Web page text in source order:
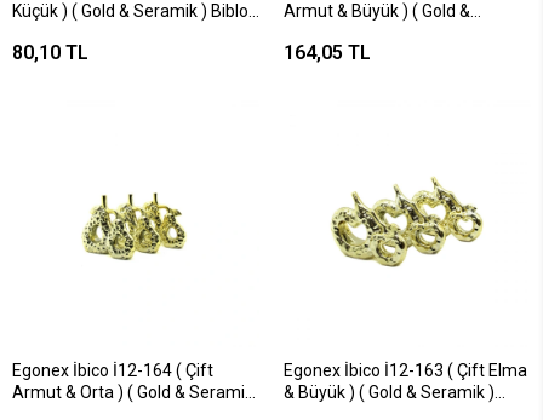
Küçük ) ( Gold & Seramik ) Biblo
80,10 TL
Armut & Büyük ) ( Gold &
Eşyası*6x12
164,05 TL
Egonex İbico İ12-164 ( Çift
Armut & Orta ) ( Gold & Seramik
Egonex İbico İ12-163 ( Çift Elma
& Büyük ) ( Gold & Seramik )